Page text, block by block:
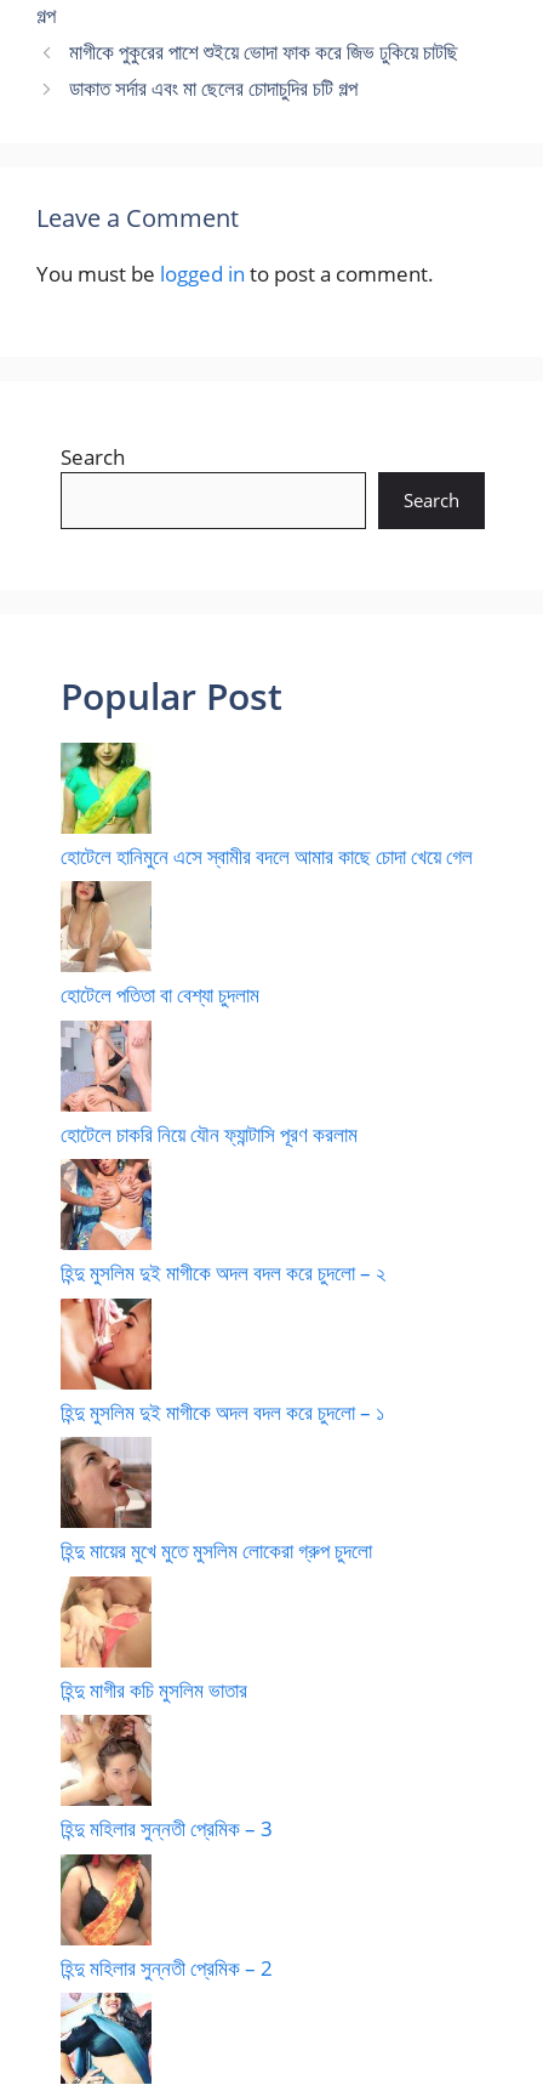
গল্প
মাগীকে পুকুরের পাশে শুইয়ে ভোদা ফাক করে জিভ ঢুকিয়ে চাটছি
ডাকাত সর্দার এবং মা ছেলের চোদাচুদির চটি গল্প
Leave a Comment
You must be logged in to post a comment.
Search
Search
Popular Post
হোটেলে হানিমুনে এসে স্বামীর বদলে আমার কাছে চোদা খেয়ে গেল
হোটেলে পতিতা বা বেশ্যা চুদলাম
হোটেলে চাকরি নিয়ে যৌন ফ্যান্টাসি পূরণ করলাম
হিন্দু মুসলিম দুই মাগীকে অদল বদল করে চুদলো – ২
হিন্দু মুসলিম দুই মাগীকে অদল বদল করে চুদলো – ১
হিন্দু মায়ের মুখে মুতে মুসলিম লোকেরা গ্রুপ চুদলো
হিন্দু মাগীর কচি মুসলিম ভাতার
হিন্দু মহিলার সুন্নতী প্রেমিক – 3
হিন্দু মহিলার সুন্নতী প্রেমিক – 2